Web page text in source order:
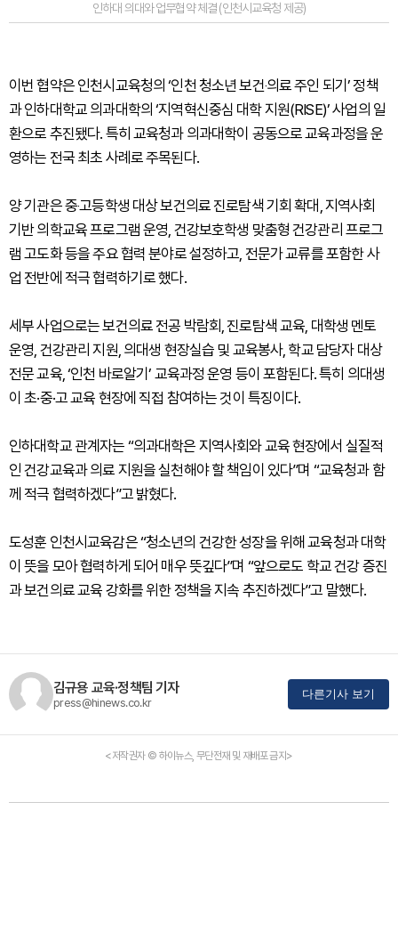
인하대 의대와 업무협약 체결 (인천시교육청 제공)
이번 협약은 인천시교육청의 ‘인천 청소년 보건‧의료 주인 되기’ 정책
과 인하대학교 의과대학의 ‘지역혁신중심 대학 지원(RISE)’ 사업의 일
환으로 추진됐다. 특히 교육청과 의과대학이 공동으로 교육과정을 운
영하는 전국 최초 사례로 주목된다.
양 기관은 중‧고등학생 대상 보건의료 진로탐색 기회 확대, 지역사회
기반 의학교육 프로그램 운영, 건강보호학생 맞춤형 건강관리 프로그
램 고도화 등을 주요 협력 분야로 설정하고, 전문가 교류를 포함한 사
업 전반에 적극 협력하기로 했다.
세부 사업으로는 보건의료 전공 박람회, 진로탐색 교육, 대학생 멘토
운영, 건강관리 지원, 의대생 현장실습 및 교육봉사, 학교 담당자 대상
전문 교육, ‘인천 바로알기’ 교육과정 운영 등이 포함된다. 특히 의대생
이 초·중·고 교육 현장에 직접 참여하는 것이 특징이다.
인하대학교 관계자는 “의과대학은 지역사회와 교육 현장에서 실질적
인 건강교육과 의료 지원을 실천해야 할 책임이 있다”며 “교육청과 함
께 적극 협력하겠다”고 밝혔다.
도성훈 인천시교육감은 “청소년의 건강한 성장을 위해 교육청과 대학
이 뜻을 모아 협력하게 되어 매우 뜻깊다”며 “앞으로도 학교 건강 증진
과 보건의료 교육 강화를 위한 정책을 지속 추진하겠다”고 말했다.
김규용 교육·정책팀 기자
press@hinews.co.kr
다른기사 보기
<저작권자 © 하이뉴스, 무단전재 및 재배포 금지>